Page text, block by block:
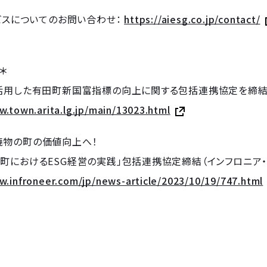
についてのお問い合わせ： https://aiesg.co.jp/contact/
した有田町新国富指標の向上に関する包括連携協定を締結
main/13023.html
の町の価値向上へ！
におけるESG経営の実践」包括連携協定締結（インフロニア
jp/news-article/2023/10/19/747.html